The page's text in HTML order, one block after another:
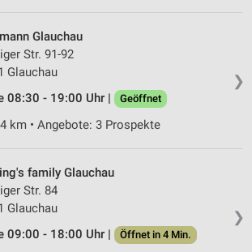
❯
Glauchau
Str. 91-92
Glauchau
08:30 - 19:00 Uhr |
Geöffnet
km • Angebote: 3 Prospekte
❯
family Glauchau
Str. 84
Glauchau
09:00 - 18:00 Uhr |
Öffnet in 4 Min.